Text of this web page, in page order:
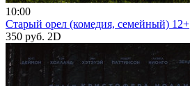
10:00
Старый орел (комедия, семейный) 12+
350 руб. 2D